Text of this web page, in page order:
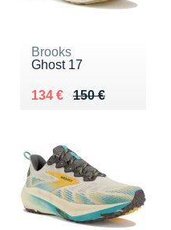
Brooks
Ghost 17
150 €
Au lieu de 150 €
134 €
Vendu 134 €